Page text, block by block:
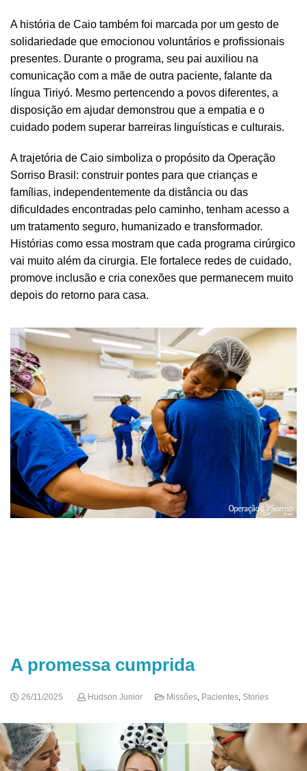
A história de Caio também foi marcada por um gesto de
solidariedade que emocionou voluntários e profissionais
presentes. Durante o programa, seu pai auxiliou na
comunicação com a mãe de outra paciente, falante da
língua Tiriyó. Mesmo pertencendo a povos diferentes, a
disposição em ajudar demonstrou que a empatia e o
cuidado podem superar barreiras linguísticas e culturais.
A trajetória de Caio simboliza o propósito da Operação
Sorriso Brasil: construir pontes para que crianças e
famílias, independentemente da distância ou das
dificuldades encontradas pelo caminho, tenham acesso a
um tratamento seguro, humanizado e transformador.
Histórias como essa mostram que cada programa cirúrgico
vai muito além da cirurgia. Ele fortalece redes de cuidado,
promove inclusão e cria conexões que permanecem muito
depois do retorno para casa.
A promessa cumprida
26/11/2025 Hudson Junior Missões, Pacientes, Stories